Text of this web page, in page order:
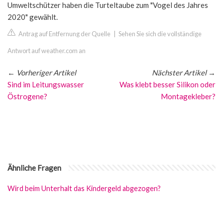
Umweltschützer haben die Turteltaube zum "Vogel des Jahres
2020" gewählt.
Antrag auf Entfernung der Quelle Sehen Sie sich die vollständige
Antwort auf weather.com an
← Vorheriger Artikel
Sind im Leitungswasser
Östrogene?
Nächster Artikel→
Was klebt besser Silikon oder
Montagekleber?
Ähnliche Fragen
Wird beim Unterhalt das Kindergeld abgezogen?